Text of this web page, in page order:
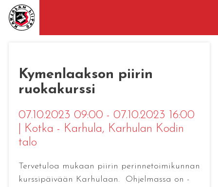
Kymenlaakson piirin
ruokakurssi
07.10.2023 09:00 - 07.10.2023 16:00
Kotka - Karhula, Karhulan Kodin
talo
Tervetuloa mukaan piirin perinnetoimikunnan
kurssipäivään Karhulaan. Ohjelmassa on -